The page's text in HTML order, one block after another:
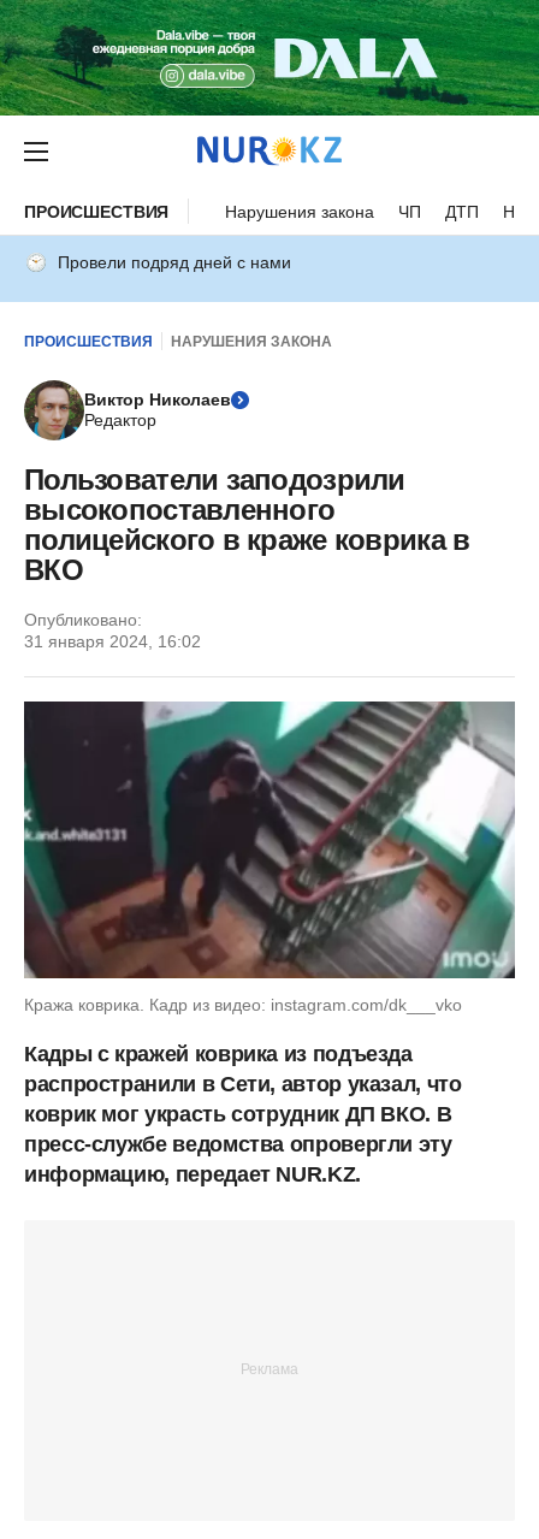
ПРОИСШЕСТВИЯ Нарушения закона ЧП ДТП
Провели подряд дней с нами
ПРОИСШЕСТВИЯ НАРУШЕНИЯ ЗАКОНА
Виктор Николаев
Редактор
Пользователи заподозрили
высокопоставленного
полицейского в краже коврика в
ВКО
Опубликовано:
31 января 2024, 16:02
Кража коврика. Кадр из видео: instagram.com/dk___vko
Кадры с кражей коврика из подъезда
распространили в Сети, автор указал, что
коврик мог украсть сотрудник ДП ВКО. В
пресс-службе ведомства опровергли эту
информацию, передает NUR.KZ.